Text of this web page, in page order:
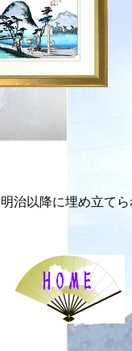
治以降に埋め立て